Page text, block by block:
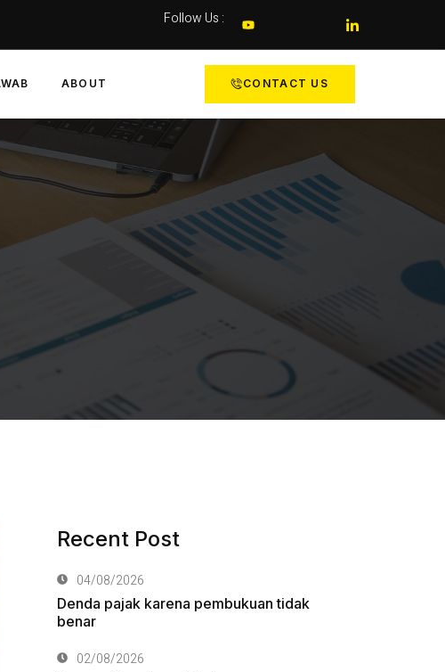
Follow Us :
ABOUT CONTACT US
Recent Post
04/08/2026
Denda pajak karena pembukuan tidak
benar
02/08/2026